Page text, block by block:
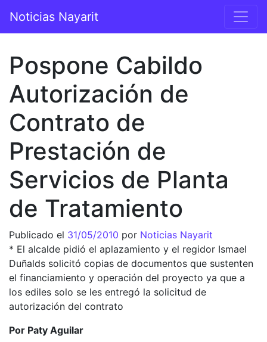
Navegación principal
Noticias Nayarit
Pospone Cabildo
Autorización de
Contrato de
Prestación de
Servicios de Planta
de Tratamiento
Publicado el 31/05/2010 por Noticias Nayarit
* El alcalde pidió el aplazamiento y el regidor Ismael
Duñalds solicitó copias de documentos que sustenten
el financiamiento y operación del proyecto ya que a
los ediles solo se les entregó la solicitud de
autorización del contrato
Por Paty Aguilar